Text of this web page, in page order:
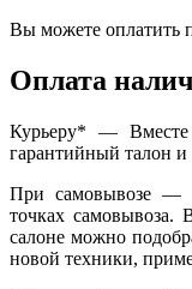
Вы можете оплатить
Оплата
Курьеру* — Вместе
гарантийный талон и
При самовывозе —
точках самовывоза.
салоне можно
новой техники,